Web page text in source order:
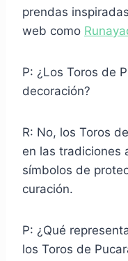
prendas
web como
P: ¿Los Toros de
decoración?
R: No, los Toros
en las tradiciones
símbolos de
curación.
P: ¿Qué
los Toros de